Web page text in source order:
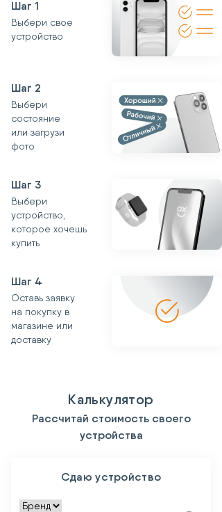
Шаг 1
Выбери свое
устройство
Шаг 2
Выбери
состояние
или загрузи
фото
Шаг 3
Выбери
устройство,
которое хочешь
купить
Шаг 4
Оставь заявку
на покупку в
магазине или
доставку
Калькулятор
Рассчитай стоимость своего
устройства
Сдаю устройство